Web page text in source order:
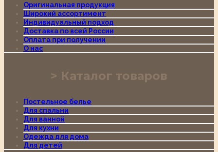
Оригинальная продукция
Широкий ассортимент
Индивидуальный подход
Доставка по всей России
Оплата при получении
О нас
Каталог товаров
Постельное белье
Для спальни
Для ванной
Для кухни
Одежда для дома
Для детей